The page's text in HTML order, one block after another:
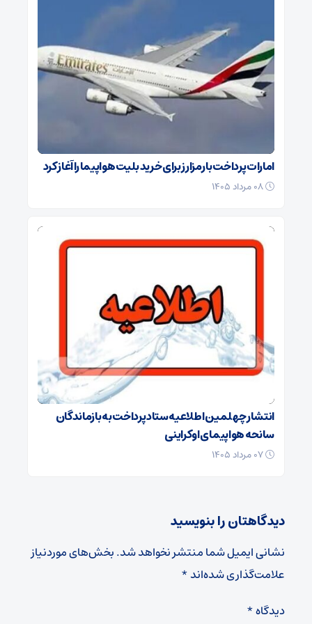
امارات پرداخت با رمزارز برای خرید بلیت هواپیما را آغاز کرد
انتشار چهلمین اطلاعیه ستاد پرداخت به بازماندگان
سانحه هواپیمای اوکراینی
دیدگاهتان را بنویسید
نشانی ایمیل شما منتشر نخواهد شد.بخش‌های موردنیاز
علامت‌گذاری شده‌اند*
دیدگاه*